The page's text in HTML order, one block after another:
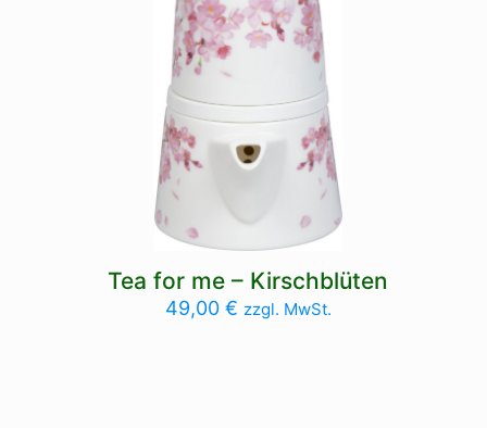
Tea for me – Kirschblüten
49,00 € zzgl. MwSt.